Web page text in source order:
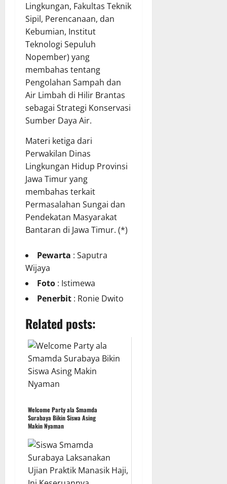
Lingkungan, Fakultas Teknik
Sipil, Perencanaan, dan
Kebumian, Institut
Teknologi Sepuluh
Nopember) yang
membahas tentang
Pengolahan Sampah dan
Air Limbah di Hilir Brantas
sebagai Strategi Konservasi
Sumber Daya Air.
Materi ketiga dari
Perwakilan Dinas
Lingkungan Hidup Provinsi
Jawa Timur yang
membahas terkait
Permasalahan Sungai dan
Pendekatan Masyarakat
Bantaran di Jawa Timur. (*)
Pewarta : Saputra
Wijaya
Foto : Istimewa
Penerbit : Ronie Dwito
Related posts:
Welcome Party ala Smamda
Surabaya Bikin Siswa Asing
Makin Nyaman